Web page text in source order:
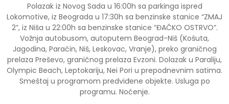
Polazak iz Novog Sada u 16:00h sa parkinga ispred
Lokomotive, iz Beograda u 17:30h sa benzinske stanice “ZMAJ
2”, iz Niša u 22:00h sa benzinske stanice “ĐAČKO OSTRVO”.
Vožnja autobusom, autoputem Beograd-Niš (Košuta,
Jagodina, Paraćin, Niš, Leskovac, Vranje), preko graničnog
prelaza Preševo, graničnog prelaza Evzoni. Dolazak u Paraliju,
Olympic Beach, Leptokariju, Nei Pori u prepodnevnim satima.
Smeštaj u programom predviđene objekte. Usluga po
programu. Noćenje.